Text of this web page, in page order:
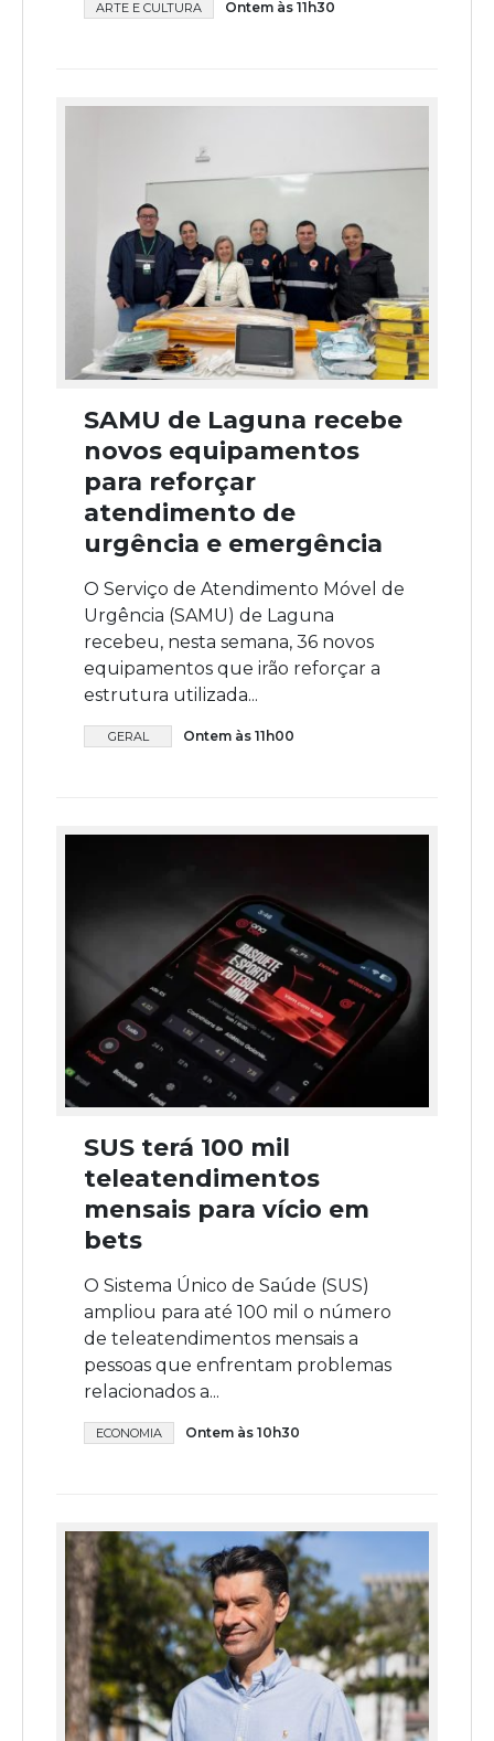
ARTE E CULTURA Ontem às 11h30
SAMU de Laguna recebe
novos equipamentos
para reforçar
atendimento de
urgência e emergência
O Serviço de Atendimento Móvel de
Urgência (SAMU) de Laguna
recebeu, nesta semana, 36 novos
equipamentos que irão reforçar a
estrutura utilizada...
GERAL Ontem às 11h00
SUS terá 100 mil
teleatendimentos
mensais para vício em
bets
O Sistema Único de Saúde (SUS)
ampliou para até 100 mil o número
de teleatendimentos mensais a
pessoas que enfrentam problemas
relacionados a...
ECONOMIA Ontem às 10h30